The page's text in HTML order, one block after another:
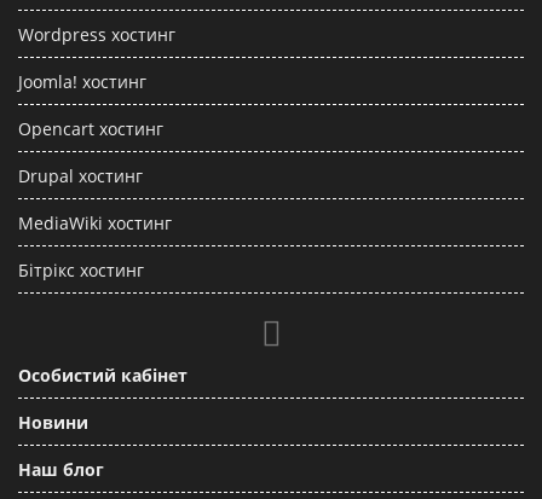
Wordpress хостинг
Joomla! хостинг
Opencart хостинг
Drupal хостинг
MediaWiki хостинг
Бітрікс хостинг
Особистий кабінет
Новини
Наш блог